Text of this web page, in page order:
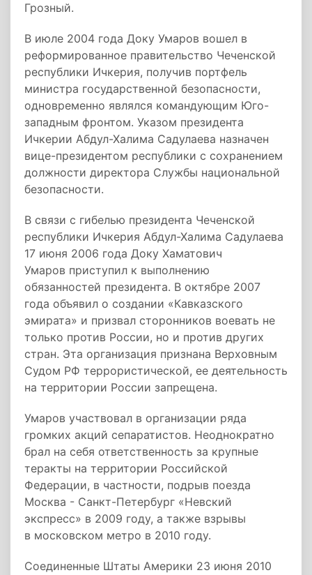
Грозный.
В июле 2004 года Доку Умаров вошел в
реформированное правительство Чеченской
республики Ичкерия, получив портфель
министра государственной безопасности,
одновременно являлся командующим Юго-
западным фронтом. Указом президента
Ичкерии Абдул-Халима Садулаева назначен
вице-президентом республики с сохранением
должности директора Службы национальной
безопасности.
В связи с гибелью президента Чеченской
республики Ичкерия Абдул-Халима Садулаева
17 июня 2006 года Доку Хаматович
Умаров приступил к выполнению
обязанностей президента. В октябре 2007
года объявил о создании «Кавказского
эмирата» и призвал сторонников воевать не
только против России, но и против других
стран. Эта организация признана Верховным
Судом РФ террористической, ее деятельность
на территории России запрещена.
Умаров участвовал в организации ряда
громких акций сепаратистов. Неоднократно
брал на себя ответственность за крупные
теракты на территории Российской
Федерации, в частности, подрыв поезда
Москва - Санкт-Петербург «Невский
экспресс» в 2009 году, а также взрывы
в московском метро в 2010 году.
Соединенные Штаты Америки 23 июня 2010